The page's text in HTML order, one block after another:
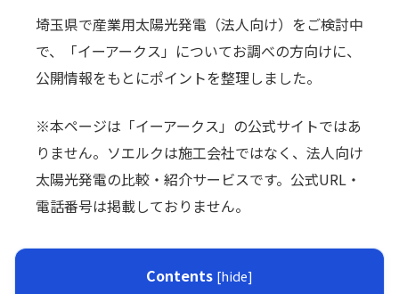
埼玉県で産業用太陽光発電（法人向け）をご検討中
で、「イーアークス」についてお調べの方向けに、
公開情報をもとにポイントを整理しました。
※本ページは「イーアークス」の公式サイトではあ
りません。ソエルクは施工会社ではなく、法人向け
太陽光発電の比較・紹介サービスです。公式URL・
電話番号は掲載しておりません。
Contents [hide]